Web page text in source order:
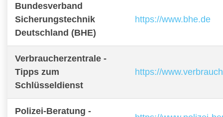
Bundesverband
Sicherungstechnik
Deutschland (BHE)
https://www.bhe.de
Verbraucherzentrale -
Tipps zum
Schlüsseldienst
https://
Polizei-Beratung -